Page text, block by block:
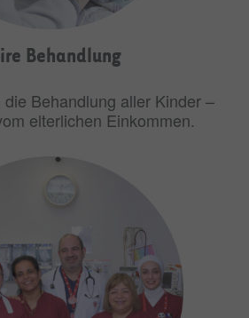
Behandlung
Behandlung aller Kinder –
elterlichen Einkommen.